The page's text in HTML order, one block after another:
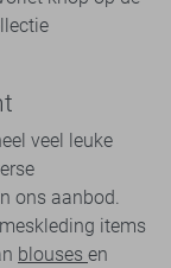
veel leuke
ons aanbod.
items
blouses en